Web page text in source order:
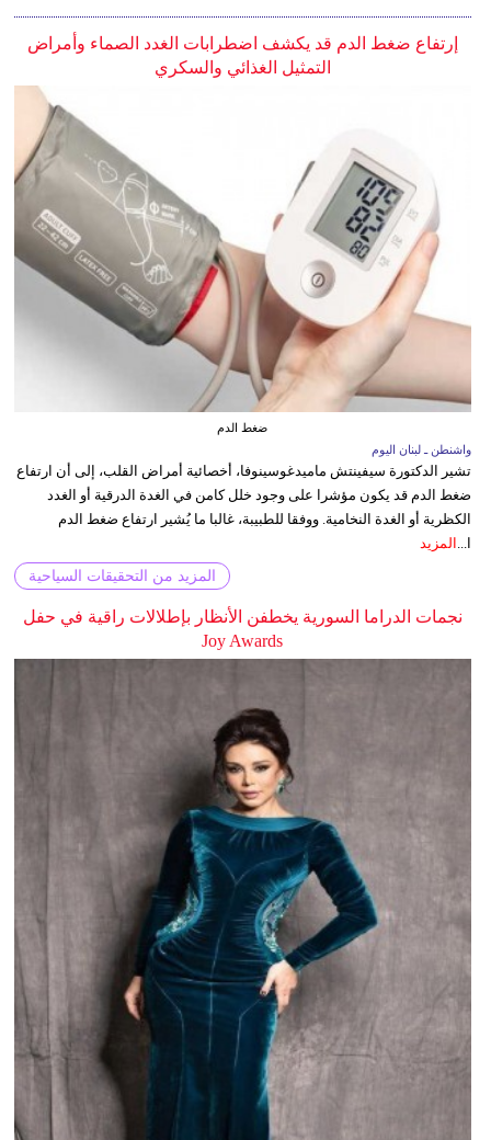
إرتفاع ضغط الدم قد يكشف اضطرابات الغدد الصماء وأمراض
التمثيل الغذائي والسكري
ضغط الدم
واشنطن ـ لبنان اليوم
تشير الدكتورة سيفينتش ماميدغوسينوفا، أخصائية أمراض القلب، إلى أن ارتفاع
ضغط الدم قد يكون مؤشرا على وجود خلل كامن في الغدة الدرقية أو الغدد
الكظرية أو الغدة النخامية. ووفقا للطبيبة، غالبا ما يُشير ارتفاع ضغط الدم
ا...
المزيد
المزيد من التحقيقات السياحية
نجمات الدراما السورية يخطفن الأنظار بإطلالات راقية في حفل
Joy Awards